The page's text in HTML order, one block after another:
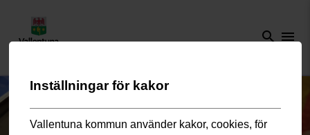
search menu
Inställningar för kakor
Vallentuna kommun använder kakor, cookies, för